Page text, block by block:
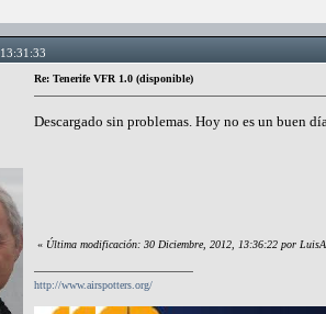
Re: Tenerife VFR 1.0 (disponible)
Descargado sin problemas. Hoy no es un buen
« Última modificación: 30 Diciembre, 2012, 13:36:22 por
http://www.airspotters.org/